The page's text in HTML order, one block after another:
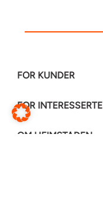
FOR KUNDER
FOR INTERESSERTE
OM HEIMSTADEN